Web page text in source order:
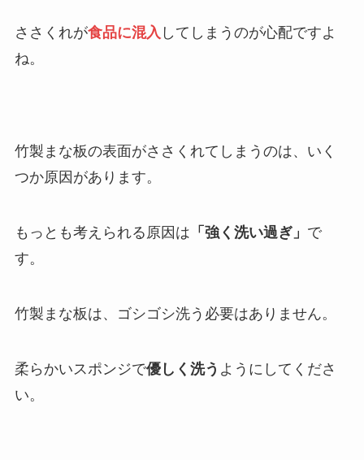
ささくれが食品に混入 してしまうのが心配ですよ
ね。
竹製まな板の表面がささくれてしまうのは、いく
つか原因があります。
もっとも考えられる原因は 「強く洗い過ぎ」 で
す。
竹製まな板は、ゴシゴシ洗う必要はありません。
柔らかいスポンジで優しく洗う ようにしてくださ
い。